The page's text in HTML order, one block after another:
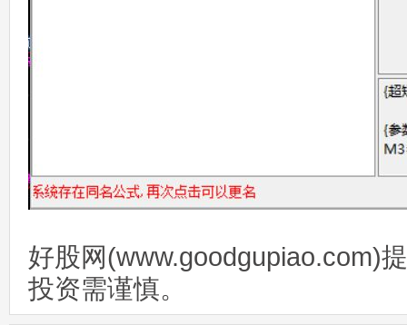
好股网(www.goodgupiao.com)
投资需谨慎。